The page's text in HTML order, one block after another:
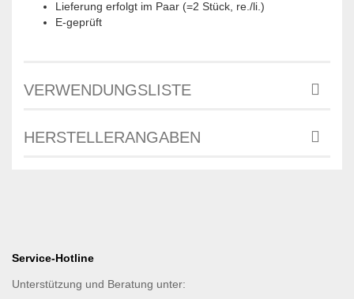
Lieferung erfolgt im Paar (=2 Stück, re./li.)
E-geprüft
VERWENDUNGSLISTE
HERSTELLERANGABEN
Service-Hotline
Unterstützung und Beratung unter: